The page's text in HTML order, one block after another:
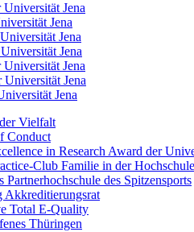
Jena
Jena
Jena
Jena
Jena
Jena
Jena
Vielfalt
Conduct
in Research Award der
Club Familie in der Hochschule
Partnerhochschule des Spitzensports
Akkreditierungsrat
Total E-Quality
Thüringen